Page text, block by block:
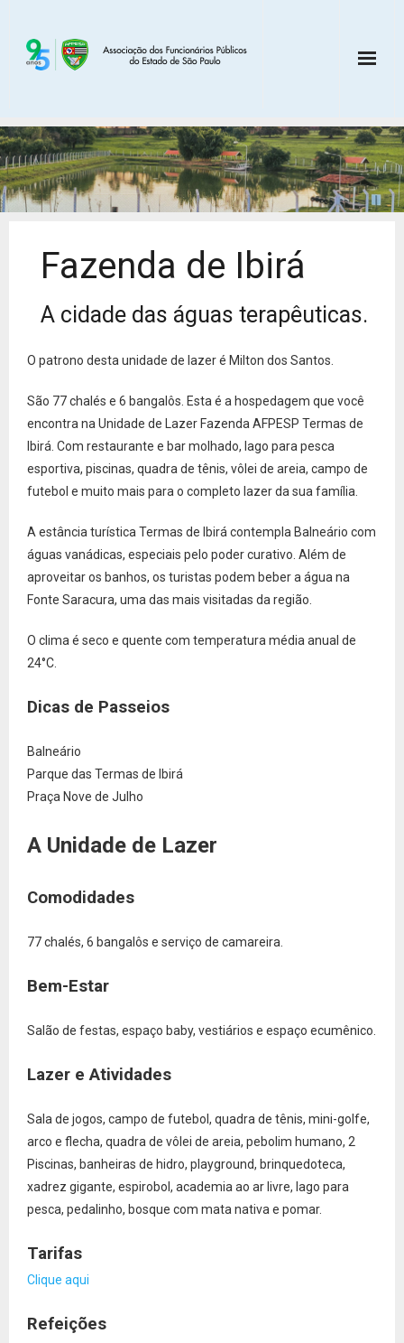
BENEFÍCIOS
NOSSAS UNIDADES
WHATSAPP
Fazenda de Ibirá
A cidade das águas terapêuticas.
O patrono desta unidade de lazer é Milton dos Santos.
São 77 chalés e 6 bangalôs. Esta é a hospedagem que você
encontra na Unidade de Lazer Fazenda AFPESP Termas de
Ibirá. Com restaurante e bar molhado, lago para pesca
esportiva, piscinas, quadra de tênis, vôlei de areia, campo de
futebol e muito mais para o completo lazer da sua família.
A estância turística Termas de Ibirá contempla Balneário com
águas vanádicas, especiais pelo poder curativo. Além de
aproveitar os banhos, os turistas podem beber a água na
Fonte Saracura, uma das mais visitadas da região.
O clima é seco e quente com temperatura média anual de
24°C.
Dicas de Passeios
Balneário
Parque das Termas de Ibirá
Praça Nove de Julho
A Unidade de Lazer
Comodidades
77 chalés, 6 bangalôs e serviço de camareira.
Bem-Estar
Salão de festas, espaço baby, vestiários e espaço ecumênico.
Lazer e Atividades
Sala de jogos, campo de futebol, quadra de tênis, mini-golfe,
arco e flecha, quadra de vôlei de areia, pebolim humano, 2
Piscinas, banheiras de hidro, playground, brinquedoteca,
xadrez gigante, espirobol, academia ao ar livre, lago para
pesca, pedalinho, bosque com mata nativa e pomar.
Tarifas
Clique aqui
Refeições